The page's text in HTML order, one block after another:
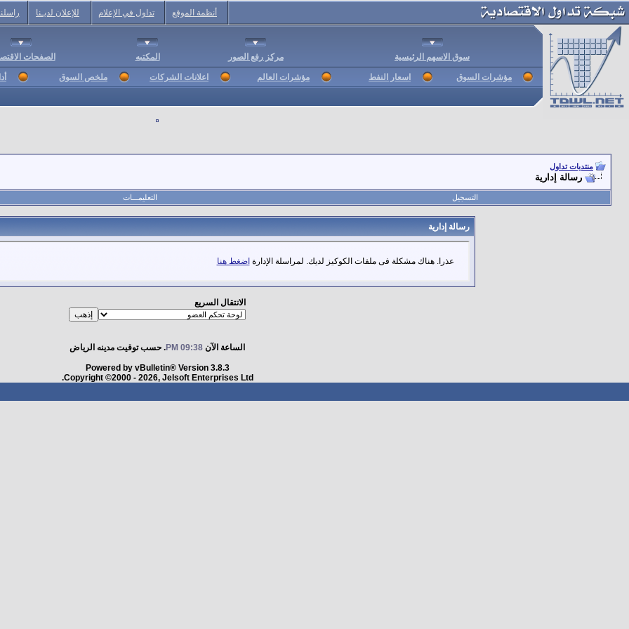
أنظمة الموقع تداول في الإعلام للإعلان لديـنا
سوق الاسهم الرئيسية مركز رفع الصور المكتبه الصفحات
مؤشرات السوق اسعار النفط مؤشرات العالم اعلانات الشركات ملخص السوق
منتديات تداول
رسالة إدارية
التسجيل التعليمـــات
رسالة إدارية
عذرا. هناك مشكلة فى ملفات الكوكيز لديك. لمراسلة الإدارة اضغط هنا
الانتقال السريع
الساعة الآن 09:38 PM . حسب توقيت مدينه الرياض
Powered by vBulletin® Version 3.8.3
Copyright ©2000 - 2026, Jelsoft Enterprises Ltd.